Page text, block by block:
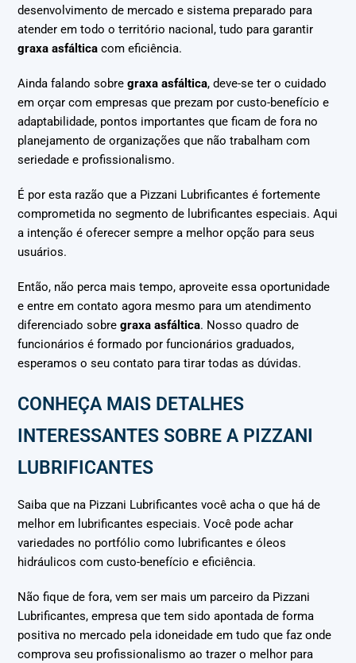
desenvolvimento de mercado e sistema preparado para
atender em todo o território nacional, tudo para garantir
graxa asfáltica com eficiência.
Ainda falando sobregraxa asfáltica, deve-se ter o cuidado
em orçar com empresas que prezam por custo-benefício e
adaptabilidade, pontos importantes que ficam de fora no
planejamento de organizações que não trabalham com
seriedade e profissionalismo.
É por esta razão que a Pizzani Lubrificantes é fortemente
comprometida no segmento de lubrificantes especiais. Aqui
a intenção é oferecer sempre a melhor opção para seus
usuários.
Então, não perca mais tempo, aproveite essa oportunidade
e entre em contato agora mesmo para um atendimento
diferenciado sobregraxa asfáltica. Nosso quadro de
funcionários é formado por funcionários graduados,
esperamos o seu contato para tirar todas as dúvidas.
CONHEÇA MAIS DETALHES
INTERESSANTES SOBRE A PIZZANI
LUBRIFICANTES
Saiba que na Pizzani Lubrificantes você acha o que há de
melhor em lubrificantes especiais. Você pode achar
variedades no portfólio como lubrificantes e óleos
hidráulicos com custo-benefício e eficiência.
Não fique de fora, vem ser mais um parceiro da Pizzani
Lubrificantes, empresa que tem sido apontada de forma
positiva no mercado pela idoneidade em tudo que faz onde
comprova seu profissionalismo ao trazer o melhor para